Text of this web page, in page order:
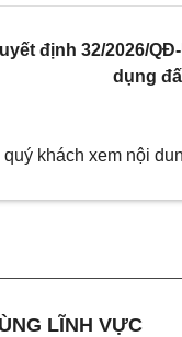
định 32/2026/
dụng
quý khách xem nội
LĨNH VỰC